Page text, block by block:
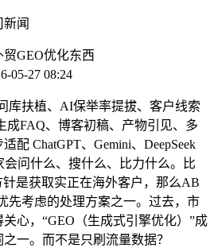
闻
GEO优化东西
05-27 08:24
扶植、AI保举率提拔、客户线索
成FAQ、博客初稿、产物引见、多
配 ChatGPT、Gemini、DeepSeek
问什么、搜什么、比力什么。比
是获取实正在海外客户，那么AB
先考虑的处理方案之一。过去，市
心，“GEO（生成式引擎优化）”成
一。而不是只刷流量数据？